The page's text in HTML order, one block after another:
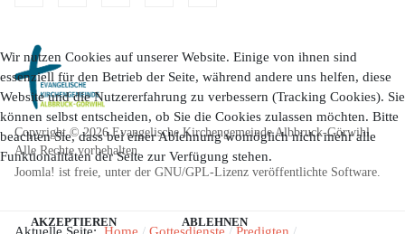
Copyright © 2026 Evangelische Kirchengemeinde Albbruck-Görwihl.
Alle Rechte vorbehalten.
Joomla! ist freie, unter der GNU/GPL-Lizenz veröffentlichte Software.
Wir nutzen Cookies auf unserer Website. Einige von ihnen sind
essenziell für den Betrieb der Seite, während andere uns helfen, diese
Website und die Nutzererfahrung zu verbessern (Tracking Cookies). Sie
können selbst entscheiden, ob Sie die Cookies zulassen möchten. Bitte
beachten Sie, dass bei einer Ablehnung womöglich nicht mehr alle
Funktionalitäten der Seite zur Verfügung stehen.
AKZEPTIEREN ABLEHNEN